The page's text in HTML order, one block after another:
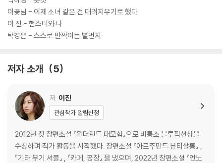
롯해 소녀들이 직접 목소리를 내기 시작하면서 조금씩 비정상이 정상으로
되돌아오고 있다. 이 책에 담긴 이야기 또한 잘못된 일에 질문을 던지고 꾸
준히 목소리를 내는 게 중요하다고 말한다. 짧지만 결코 가볍지 않은 다섯
이꽃님 - 이제 소녀 같은 건 때려치우기로 했다
이 진 - 햄스터와 나
탁경은 - 스스로 반짝이는 별먼지
저자 소개 5
저 이진
관심작가 알림신청
2012년 첫 장편소설 『원더랜드 대모험』으로 비룡소 블루픽션상을
수상하며 작가 활동을 시작했다. 장편소설 『아르주만드 뷰티살롱』 ,
『기타 부기 셔플』 , 『카페, 공장』 을 냈으며, 2022년 장편소설 『언노